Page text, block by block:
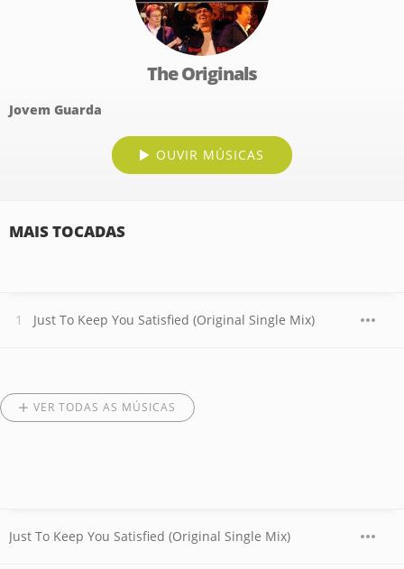
The Originals
Jovem Guarda
OUVIR MÚSICAS
MAIS TOCADAS
Just To Keep You Satisfied (Original Single Mix)
VER TODAS AS MÚSICAS
Just To Keep You Satisfied (Original Single Mix)